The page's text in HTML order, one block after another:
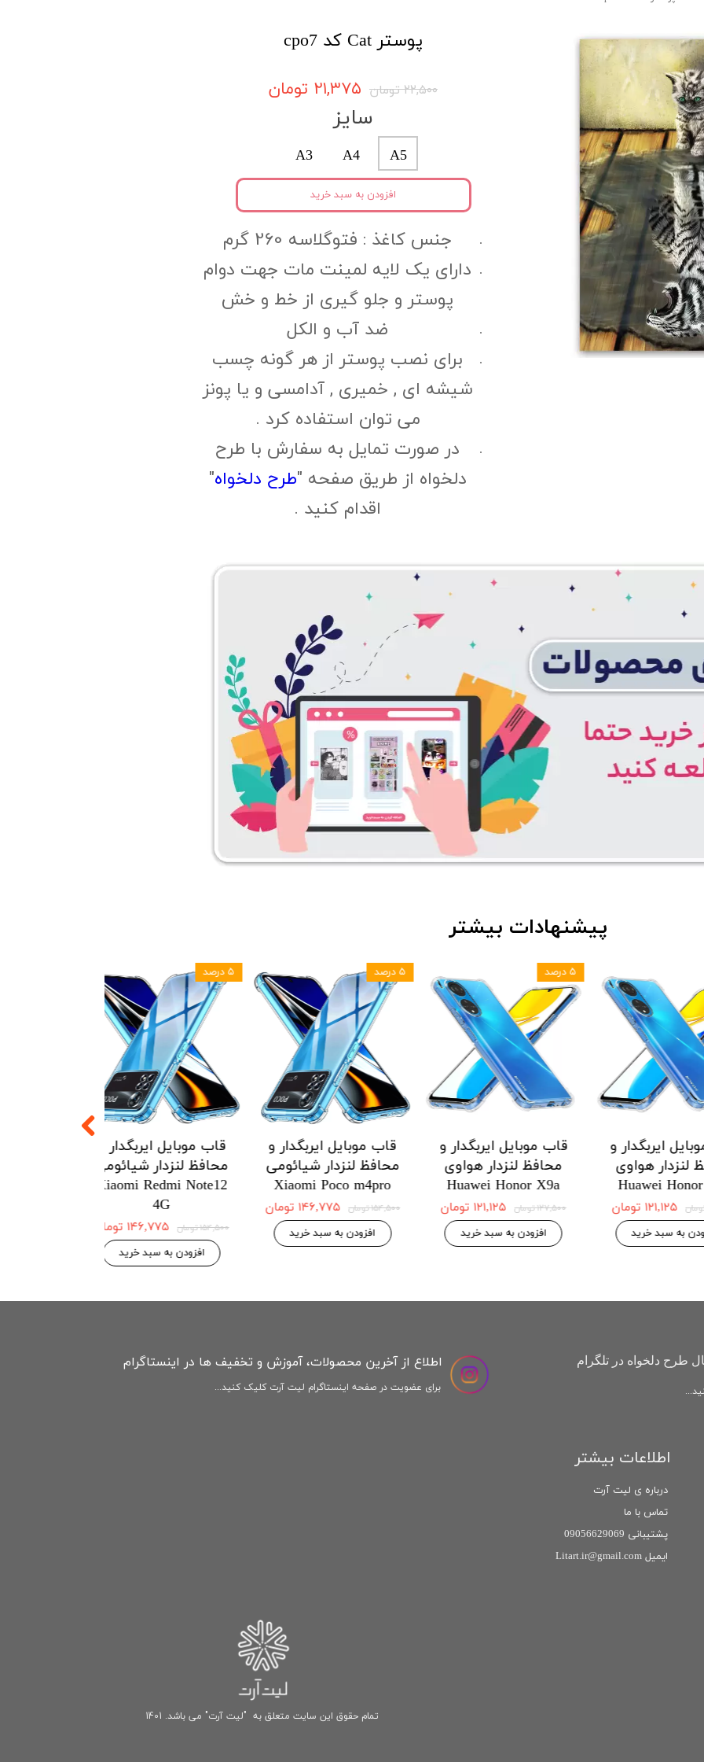
پوستر Cat کد cpo7
۲۲,۵۰۰ تومان ۲۱,۳۷۵ تومان
جنس کاغذ :‌ فتوگلاسه 260 گرم
دارای یک لایه لمینت مات جهت دوام
پوستر و جلو گیری از خط و خش
ضد آب و الکل
برای نصب پوستر از هر گونه چسب
شیشه ای , خمیری , آدامسی و یا پونز
می توان استفاده کرد .
در صورت تمایل به سفارش با طرح
دلخواه از طریق صفحه "طرح دلخواه"
اقدام کنید .
سایز
A5
A4
A3
افزودن به سبد خرید
قاب موبایل ایربگدار و
محافظ لنزدار شیائومی
Xiaomi Poco m4pro
۱۴۶,۷۷۵ تومان
افزودن به سبد خرید
۵ درصد
قاب موبایل ایربگدار و
محافظ لنزدار هواوی
Huawei Honor X9a
۱۲۷,۵۰۰ تومان ۱۲۱,۱۲۵ تومان
افزودن به سبد خرید
قاب موبایل ایربگدار و
محافظ لنزدار هواوی
Huawei Honor X8a
۱۲۷,۵۰۰ تومان ۱۲۱,۱۲۵ تومان
افزودن به سبد خرید
ایربگدار و
هواوی
Huawei
موجودی
پیشنهادات بیشتر
طرح دلخواه در تلگرام
اطلاعات بیشتر
درباره ی لیت آرت
تماس با ما
پشتیبانی 09056629069
ایمیل Litart.ir@gmail.com
تمام حقوق این سایت متعلق به "لیت آرت" می باشد. 1401
اطلاع از آخرین محصولات، آموزش و تخفیف ها در اینستاگرام
برای عضویت در صفحه اینستاگرام لیت آرت کلیک کنید...